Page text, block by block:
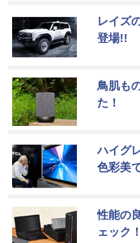
レイズ
登場!!
鳥肌も
た！
ハイグ
色彩美
性能の
ェック！